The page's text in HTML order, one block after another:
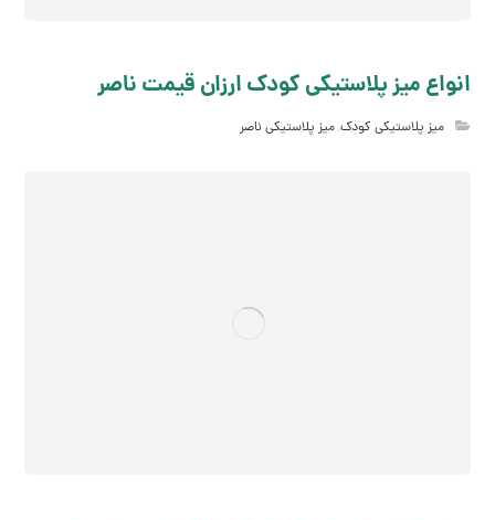
انواع میز پلاستیکی کودک ارزان قیمت ناصر
میز پلاستیکی کودک,میز پلاستیکی ناصر